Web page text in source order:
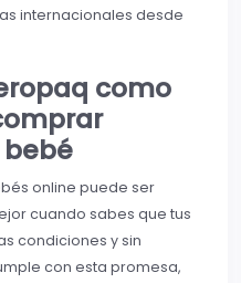
internacionales desde
como
online puede ser
cuando sabes que tus
condiciones y sin
con esta promesa,